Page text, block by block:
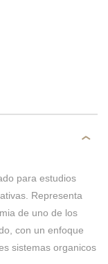
para estudios
Representa
de uno de los
con un enfoque
sistemas organicos